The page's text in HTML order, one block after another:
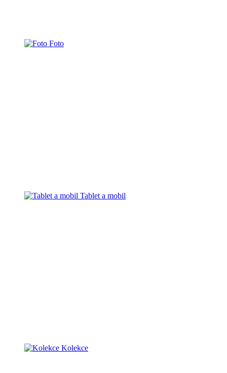
Foto
Tablet a mobil
Kolekce